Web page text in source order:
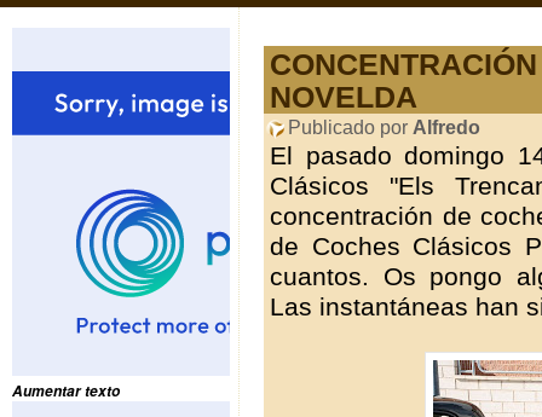
Aumentar texto
NOVELDA
Publicado por Alfredo
El pasado domingo
Clásicos "Els
concentración de
de Coches Clásicos
cuantos. Os pongo
Las instantáneas han